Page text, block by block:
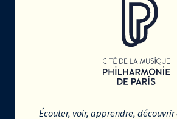
Écouter, voir, apprendre,